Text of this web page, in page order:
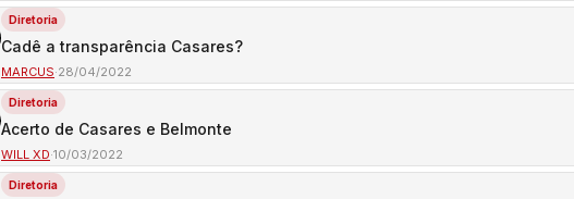
Diretoria
Cadê a transparência Casares?
MARCUS·28/04/2022
Diretoria
Acerto de Casares e Belmonte
WILL XD·10/03/2022
Diretoria